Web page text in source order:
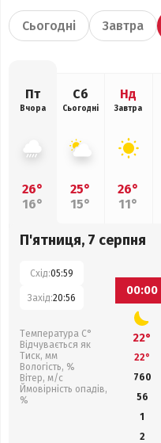
Сьогодні Завтра
Пт
Вчора
26°
16°
Сб
Сьогодні
25°
15°
Нд
Завтра
26°
11°
П'ятниця, 7 серпня
Схід:05:59
Захід:20:56
Температура С°
Відчувається як
Тиск, мм
Вологість, %
Вітер, м/с
Ймовірність опадів,
%
00:00
22°
22°
760
56
1
2